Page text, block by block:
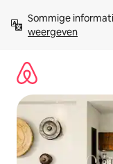
direct
naar
Sommige
weergeven